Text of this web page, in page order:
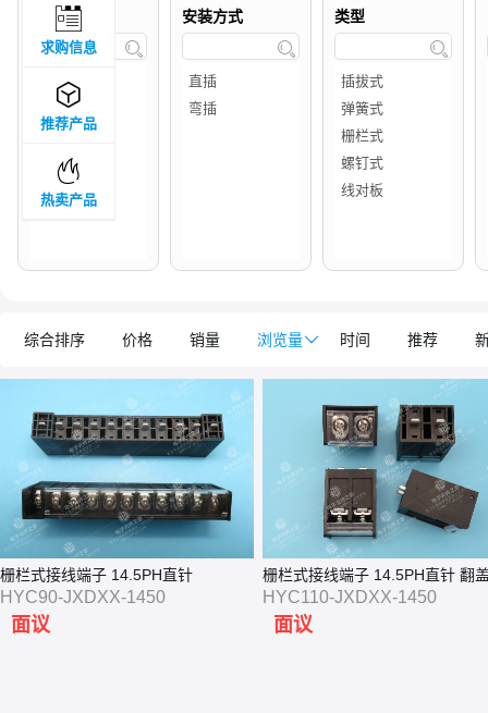
品牌属地

安装方式

类型

综合排序 价格 销量 浏览量 时间 推荐
栅栏式接线端子 14.5PH直针
HYC90-JXDXX-1450
面议
栅栏式接线端子 14.5PH直针 翻
HYC110-JXDXX-1450
面议

求购信息

推荐产品

热卖产品